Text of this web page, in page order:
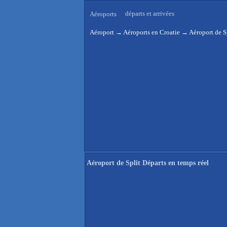
Aéroports départs et arrivées
Aéroport → Aéroports en Croatie → Aéroport de
Aéroport de Split Départs en temps réel